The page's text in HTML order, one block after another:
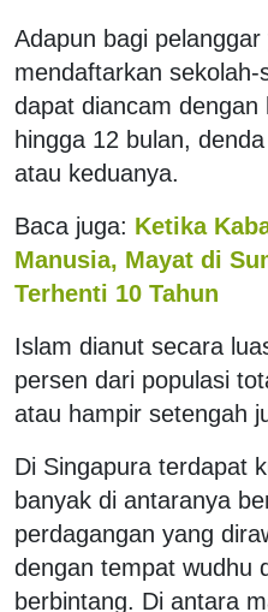
Adapun bagi
mendaftarkan
dapat diancam dengan
hingga 12 bulan,
atau keduanya.
Baca juga: Ketika
Manusia, Mayat di
Terhenti 10 Tahun
Islam dianut secara
persen dari populasi
atau hampir setengah
Di Singapura terdapat
banyak di antaranya
perdagangan yang
dengan tempat wudhu
berbintang. Di antara